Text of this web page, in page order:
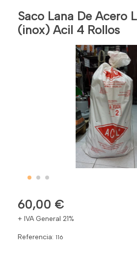
Saco Lana De Acero
(inox) Acil 4 Rollos
60,00 €
+ IVA General 21%
Referencia: 116